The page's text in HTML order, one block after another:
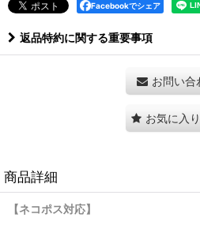
Facebookでシェア
返品特約に関する重要事項
お問い合
お気に入
商品詳細
【ネコポス対応】